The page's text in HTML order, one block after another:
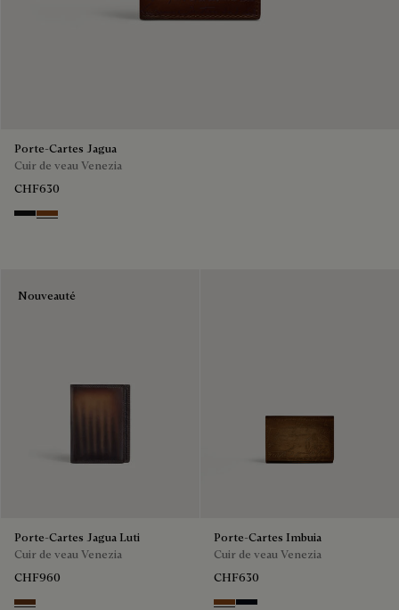
Porte-Cartes Jagua
Cuir de veau Venezia
CHF630
Nero Grigio
Cacao Intenso
Nouveauté
Porte-Cartes Jagua Luti
Cuir de veau Venezia
CHF960
Porte-Cartes Imbuia
Cuir de veau Venezia
CHF630